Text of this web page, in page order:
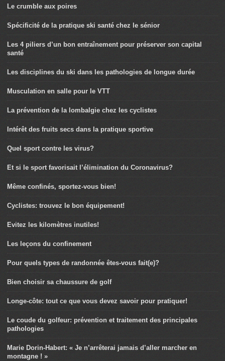
Le crumble aux poires
Spécificité de la pratique ski santé chez le sénior
Les 4 piliers d’un bon entraînement pour préserver son capital
santé
Les disciplines du ski dans les pathologies de longue durée
Musculation en salle pour le VTT
La prévention de la lombalgie chez les cyclistes
Intérêt des fruits secs dans la pratique sportive
Quel sport contre les virus?
Et si le sport favorisait l’élimination du Coronavirus?
Même confinés, sportez-vous bien!
Cyclistes: trouvez le bon équipement!
Evitez les kilomètres inutiles!
Les leçons du confinement
Pour quels types de randonnée êtes-vous fait(e)?
Bien choisir sa chaussure de golf
Longe-côte: tout ce que vous devez savoir pour pratiquer!
Le coude du golfeur: prévention et traitement des principales
pathologies
Marie Dorin-Habert: « Je n’arrêterai jamais d’aller marcher en
montagne ! »